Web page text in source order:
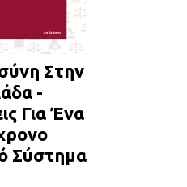
Στην
-
Για Ένα
Σύστημα